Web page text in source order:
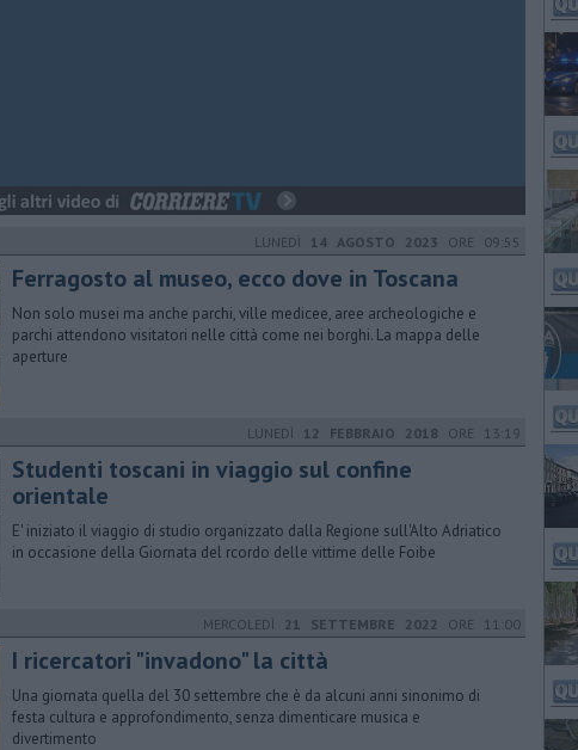
LUNEDÌ 14 AGOSTO 2023 ORE 09:55
Ferragosto al museo, ecco dove in Toscana
Non solo musei ma anche parchi, ville medicee, aree archeologiche e
parchi attendono visitatori nelle città come nei borghi. La mappa delle
aperture
LUNEDÌ 12 FEBBRAIO 2018 ORE 13:19
Studenti toscani in viaggio sul confine
orientale
E' iniziato il viaggio di studio organizzato dalla Regione sull'Alto Adriatico
in occasione della Giornata del rcordo delle vittime delle Foibe
MERCOLEDÌ 21 SETTEMBRE 2022 ORE 11:00
I ricercatori "invadono" la città
Una giornata quella del 30 settembre che è da alcuni anni sinonimo di
festa cultura e approfondimento, senza dimenticare musica e
divertimento